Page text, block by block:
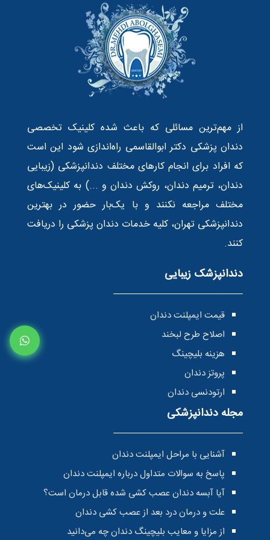
از مهم‌ترین مسائلی که باعث شده کلینیک تخصصی
دندان پزشکی دکتر ابوالقاسمی راه‌اندازی شود این است
که افراد برای انجام کارهای مختلف دندانپزشکی (زیبایی
دندان، ترمیم دندان، روکش دندان و ...) به کلینیک‌های
مختلف مراجعه نکنند و با یک‌بار حضور در بهترین
دندانپزشکی تهران، کلیه خدمات دندان پزشکی را دریافت
کنند.
دندانپزشک زیبایی
قیمت ایمپلنت دندان
اصلاح طرح لبخند
هزینه بلیچینگ
پروتز دندان
ارتودنسی دندان
مجله دندانپزشکی
آشنایی با مراحل ایمپلنت دندان
پاسخ به سوالات متداول درباره ایمپلنت دندان
آیا آبسه دندان عصب کشی شده قابل درمان است؟
علت و درمان درد بعد از عصب کشی دندان
از مزایا و معایب بلیچینگ دندان چه می‌دانید